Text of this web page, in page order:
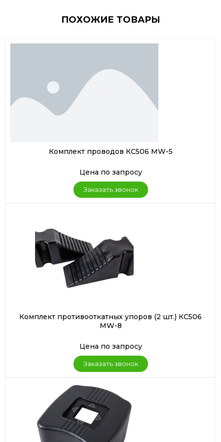
ПОХОЖИЕ ТОВАРЫ
Комплект проводов КС506 MW-5
Цена по запросу
Заказать звонок
Комплект противооткатных упоров (2 шт.) КС506
MW-8
Цена по запросу
Заказать звонок